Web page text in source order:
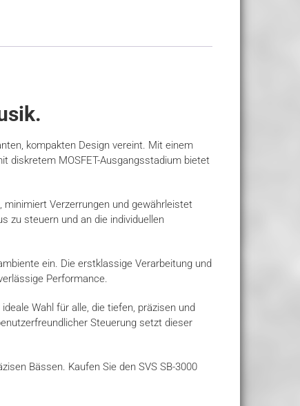
kompakten Design vereint. Mit einem
diskretem MOSFET-Ausgangsstadium bietet
Verzerrungen und gewährleistet
zu steuern und an die individuellen
ein. Die erstklassige Verarbeitung und
Performance.
Wahl für alle, die tiefen, präzisen und
Steuerung setzt dieser
Bässen. Kaufen Sie den SVS SB-3000